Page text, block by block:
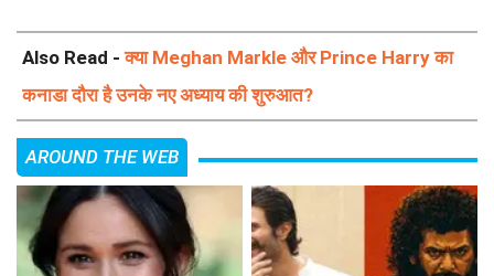
Also Read -क्या Meghan Markle और Prince Harry का
कनाडा दौरा है उनके नए अध्याय की शुरुआत?
AROUND THE WEB